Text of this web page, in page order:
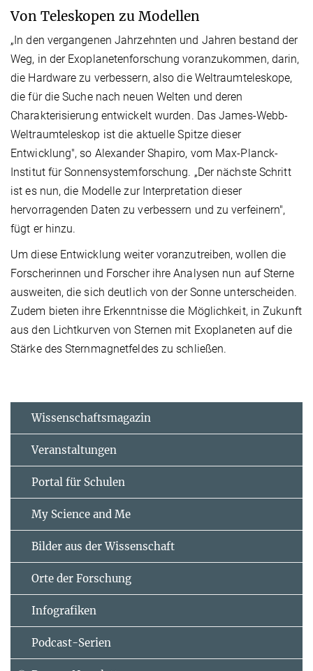
Von Teleskopen zu Modellen
„In den vergangenen Jahrzehnten und Jahren bestand der
Weg, in der Exoplanetenforschung voranzukommen, darin,
die Hardware zu verbessern, also die Weltraumteleskope,
die für die Suche nach neuen Welten und deren
Charakterisierung entwickelt wurden. Das James-Webb-
Weltraumteleskop ist die aktuelle Spitze dieser
Entwicklung", so Alexander Shapiro, vom Max-Planck-
Institut für Sonnensystemforschung. „Der nächste Schritt
ist es nun, die Modelle zur Interpretation dieser
hervorragenden Daten zu verbessern und zu verfeinern",
fügt er hinzu.
Um diese Entwicklung weiter voranzutreiben, wollen die
Forscherinnen und Forscher ihre Analysen nun auf Sterne
ausweiten, die sich deutlich von der Sonne unterscheiden.
Zudem bieten ihre Erkenntnisse die Möglichkeit, in Zukunft
aus den Lichtkurven von Sternen mit Exoplaneten auf die
Stärke des Sternmagnetfeldes zu schließen.
Wissenschaftsmagazin
Veranstaltungen
Portal für Schulen
My Science and Me
Bilder aus der Wissenschaft
Orte der Forschung
Infografiken
Podcast-Serien